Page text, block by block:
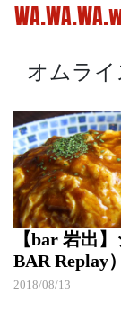
オムライ
【bar 岩出
BAR Replay）
2018/08/13